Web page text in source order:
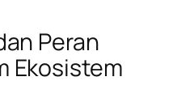
Peran
Ekosistem